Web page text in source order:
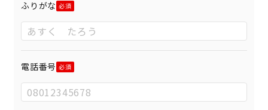
ふりがな
電話番号